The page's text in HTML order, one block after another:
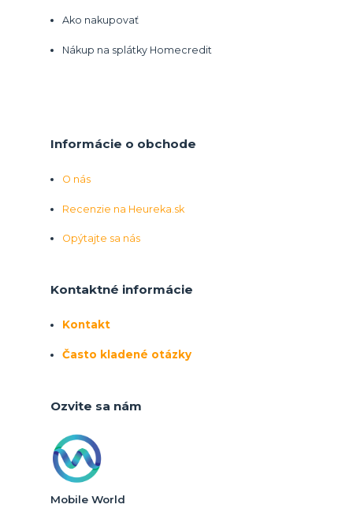
Ako nakupovať
Nákup na splátky Homecredit
Informácie o obchode
O nás
Recenzie na Heureka.sk
Opýtajte sa nás
Kontaktné informácie
Kontakt
Často kladené otázky
Ozvite sa nám
Mobile World